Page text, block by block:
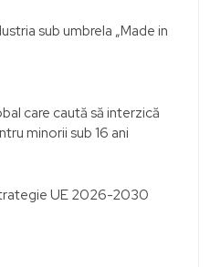
sub umbrela „Made in
care caută să interzică
minorii sub 16 ani
UE 2026-2030